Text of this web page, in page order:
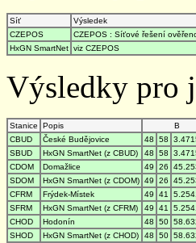
Síť
Výsledek
CZEPOS
CZEPOS : Síťové řešení
HxGN SmartNet viz CZEPOS
Výsledky pro
Stanice Popis B
CBUD
České Budějovice 48 58
SBUD
HxGN SmartNet (z CBUD) 48 58
CDOM
Domažlice 49 26
SDOM
HxGN SmartNet (z CDOM) 49 26
CFRM
Frýdek-Místek 49 41
SFRM
HxGN SmartNet (z CFRM) 49 41
CHOD
Hodonín 48 50
SHOD
HxGN SmartNet (z CHOD) 48 50